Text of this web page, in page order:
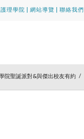
護理學院 |網站導覽 |聯絡我們
院聖誕派對&與傑出校友有約 /